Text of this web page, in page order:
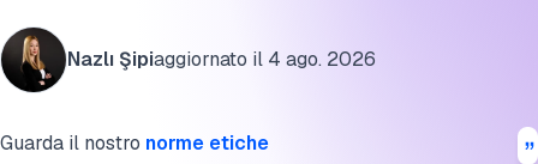
Nazlı Şipiaggiornato il 4 ago. 2026
Guarda il nostro norme etiche
FAQ